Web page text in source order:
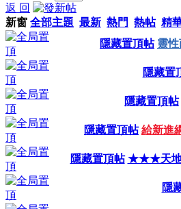
返 回
新窗 全部主題 最新 熱門 熱帖 精
隱藏置頂帖 靈
隱藏置
隱藏置頂帖
隱藏置頂帖 給新進
隱藏置頂帖 ★★★天地
隱